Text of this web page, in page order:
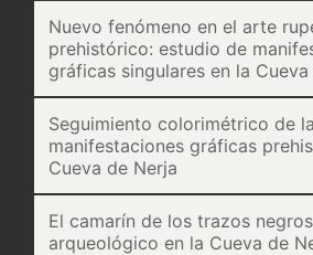
Nuevo fenómeno en el arte
prehistórico: estudio de
gráficas singulares en la
Seguimiento colorimétrico de
manifestaciones gráficas
Cueva de Nerja
El camarín de los trazos
arqueológico en la Cueva de